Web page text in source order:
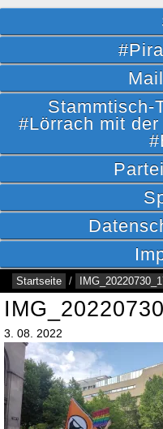
Stammtisch-
#Lörrach mit
Startseite /
3. 08. 2022